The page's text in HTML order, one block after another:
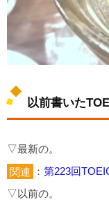
以前書いた
▽最新の。
関連
： 第223回
▽以前の。